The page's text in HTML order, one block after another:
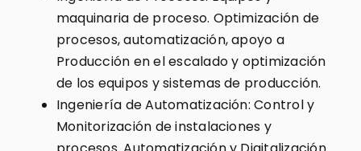
maquinaria de proceso. Optimización de
procesos, automatización, apoyo a
Producción en el escalado y optimización
de los equipos y sistemas de producción.
Ingeniería de Automatización: Control y
Monitorización de instalaciones y